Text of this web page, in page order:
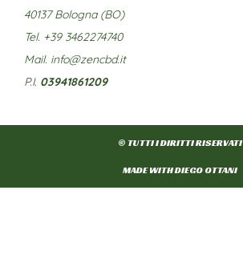
40137 Bologna (BO)
Tel. +39 3462274740
Mail. info@zencbd.it
P.I. 03941861209
© TUTTI I DIRITTI RISERVATI
MADE WITH DIEGO OTTANI